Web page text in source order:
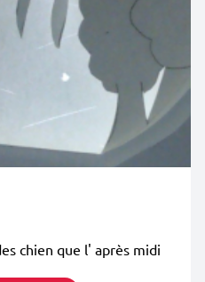
chien que l' après midi